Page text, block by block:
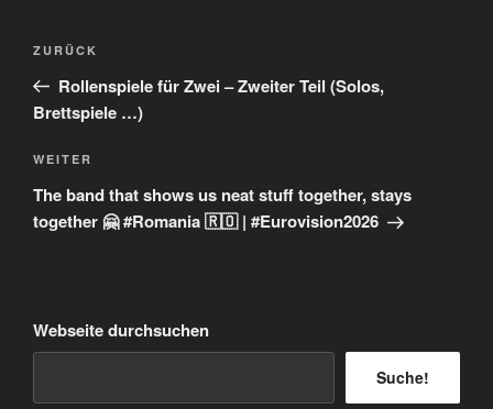
Beitragsnavigation
Vorheriger
Beitrag
ZURÜCK
Rollenspiele für Zwei – Zweiter Teil (Solos,
Brettspiele …)
Nächster
Beitrag
WEITER
The band that shows us neat stuff together, stays
together 🤗 #Romania 🇷🇴 | #Eurovision2026
Webseite durchsuchen
Suche!